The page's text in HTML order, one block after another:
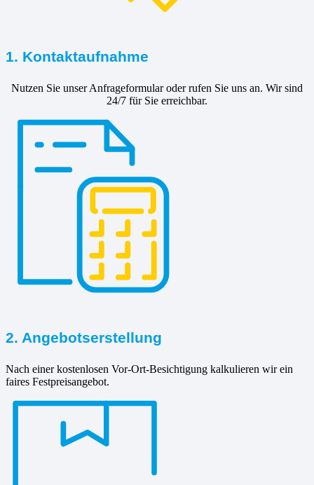
1. Kontaktaufnahme
Nutzen Sie unser Anfrageformular oder rufen Sie uns an. Wir sind
24/7 für Sie erreichbar.
2. Angebotserstellung
Nach einer kostenlosen Vor-Ort-Besichtigung kalkulieren wir ein
faires Festpreisangebot.